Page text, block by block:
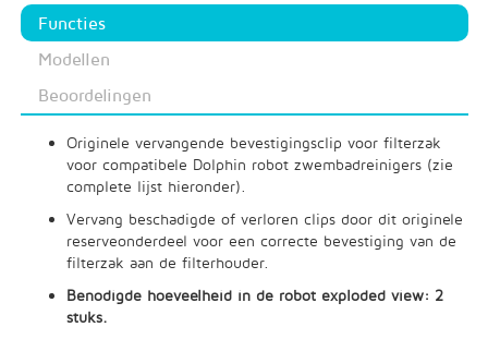
Functies
Modellen
Beoordelingen
Originele vervangende bevestigingsclip voor filterzak
voor compatibele Dolphin robot zwembadreinigers (zie
complete lijst hieronder).
Vervang beschadigde of verloren clips door dit originele
reserveonderdeel voor een correcte bevestiging van de
filterzak aan de filterhouder.
Benodigde hoeveelheid in de robot exploded view: 2
stuks.